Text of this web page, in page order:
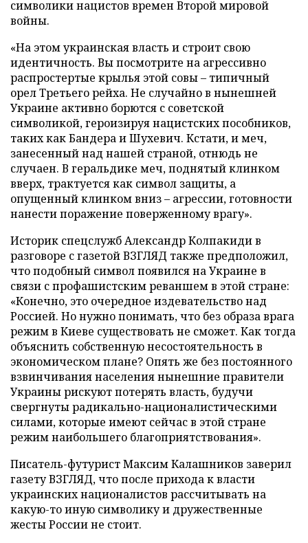
символики нацистов времен Второй мировой
войны.
«На этом украинская власть и строит свою
идентичность. Вы посмотрите на агрессивно
распростертые крылья этой совы – типичный
орел Третьего рейха. Не случайно в нынешней
Украине активно борются с советской
символикой, героизируя нацистских пособников,
таких как Бандера и Шухевич. Кстати, и меч,
занесенный над нашей страной, отнюдь не
случаен. В геральдике меч, поднятый клинком
вверх, трактуется как символ защиты, а
опущенный клинком вниз – агрессии, готовности
нанести поражение поверженному врагу».
Историк спецслужб Александр Колпакиди в
разговоре с газетой ВЗГЛЯД также предположил,
что подобный символ появился на Украине в
связи с профашистским реваншем в этой стране:
«Конечно, это очередное издевательство над
Россией. Но нужно понимать, что без образа врага
режим в Киеве существовать не сможет. Как тогда
объяснить собственную несостоятельность в
экономическом плане? Опять же без постоянного
взвинчивания населения нынешние правители
Украины рискуют потерять власть, будучи
свергнуты радикально-националистическими
силами, которые имеют сейчас в этой стране
режим наибольшего благоприятствования».
Писатель-футурист Максим Калашников заверил
газету ВЗГЛЯД, что после прихода к власти
украинских националистов рассчитывать на
какую-то иную символику и дружественные
жесты России не стоит.